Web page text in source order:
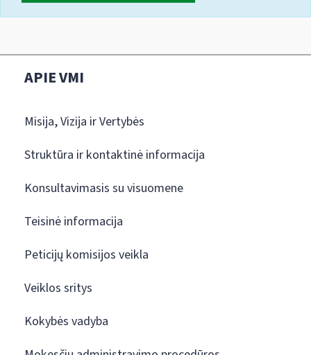
APIE VMI
Misija, Vizija ir Vertybės
Struktūra ir kontaktinė informacija
Konsultavimasis su visuomene
Teisinė informacija
Peticijų komisijos veikla
Veiklos sritys
Kokybės vadyba